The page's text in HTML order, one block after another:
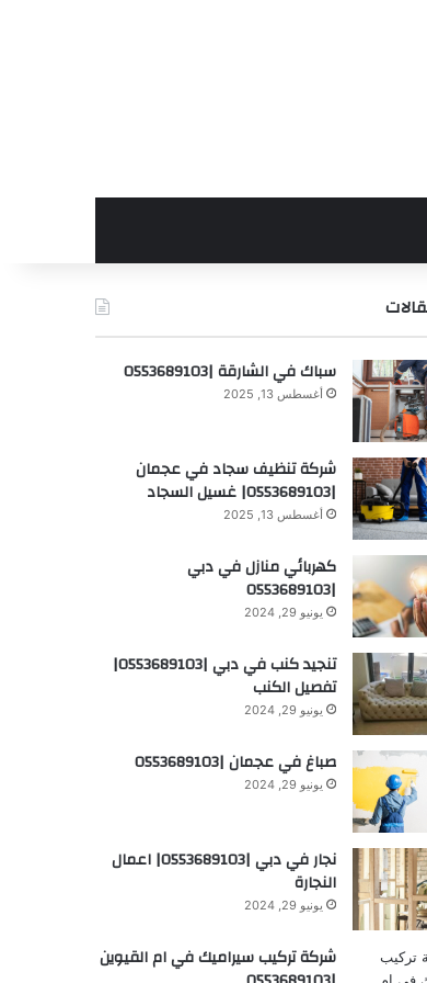
سباك في الشارقة |0553689103
أغسطس 13, 2025
شركة تنظيف سجاد في عجمان
|0553689103| غسيل السجاد
أغسطس 13, 2025
كهربائي منازل في دبي
|0553689103
يونيو 29, 2024
تنجيد كنب في دبي |0553689103|
تفصيل الكنب
يونيو 29, 2024
صباغ في عجمان |0553689103
يونيو 29, 2024
نجار في دبي |0553689103| اعمال
النجارة
يونيو 29, 2024
شركة تركيب سيراميك في ام القيوين